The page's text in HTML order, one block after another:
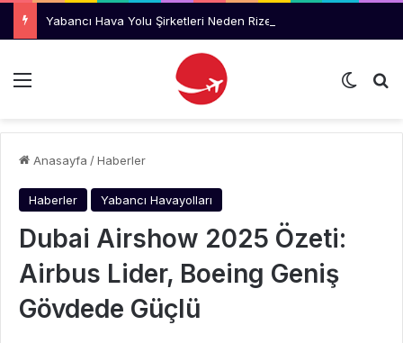
Menü Dış
Anasayfa /Haberler
Haberler Yabancı Havayolları
Dubai Airshow 2025 Özeti:
Airbus Lider, Boeing Geniş
Gövdede Güçlü